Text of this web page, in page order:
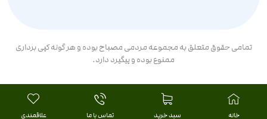
تمامی حقوق متعلق به مجموعه مردمی مصباح بوده و هر گونه کپی برداری
ممنوع بوده و پیگیرد دارد.
خانه سبد خرید تماس با ما علاقمندی